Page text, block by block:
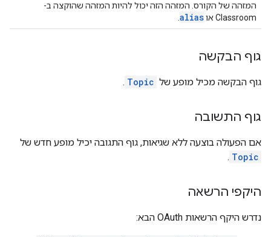
המזהה של הקורס. המזהה הזה יכול להיות המזהה שהוקצה ב-
Classroom או
alias
גוף הבקשה
גוף הבקשה מכיל מופע של Topic
.
גוף התשובה
אם הפעולה בוצעה ללא שגיאות, גוף התגובה יכיל מופע חדש של
Topic
.
היקפי הרשאה
נדרש היקף הרשאות OAuth הבא: